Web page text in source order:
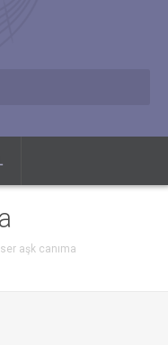
aşk canıma